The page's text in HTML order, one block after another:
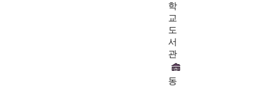
학
교
도
서
관
동